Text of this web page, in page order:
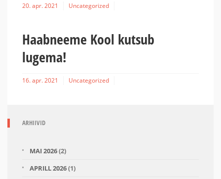
20. apr. 2021 Uncategorized
Haabneeme Kool kutsub
lugema!
16. apr. 2021 Uncategorized
ARHIIVID
MAI 2026(2)
APRILL 2026(1)